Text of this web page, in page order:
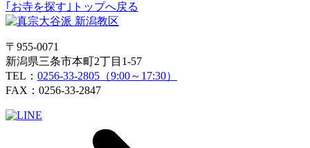
｢お寺を探す｣トップへ戻る
〒955-0071
新潟県三条市本町2丁目1-57
TEL： 0256-33-2805（9:00～17:30）
FAX：0256-33-2847